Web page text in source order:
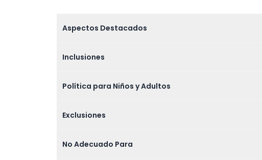
Aspectos Destacados
Inclusiones
Política para Niños y Adultos
Exclusiones
No Adecuado Para